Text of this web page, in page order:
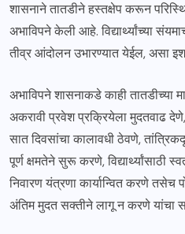
शासनाने तातडीने हस्तक्षेप करून
अभाविपने केली आहे. विद्यार्थ्यांच्या
तीव्र आंदोलन उभारण्यात येईल, असा
अभाविपने शासनाकडे काही तातडीच्या
अकरावी प्रवेश प्रक्रियेला मुदतवाढ
सात दिवसांचा कालावधी ठेवणे,
पूर्ण क्षमतेने सुरू करणे, विद्यार्थ्यांसाठी
निवारण यंत्रणा कार्यान्वित करणे तसेच
अंतिम मुदत सक्तीने लागू न करणे यांचा